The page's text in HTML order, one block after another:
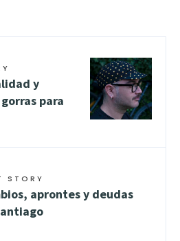
y
para
STORY
aprontes y deudas